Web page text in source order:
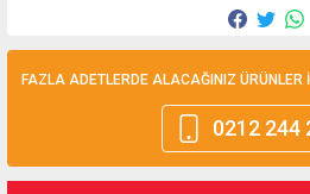
FAZLA ADETLERDE ALACAĞINIZ ÜRÜNLER
0212 244